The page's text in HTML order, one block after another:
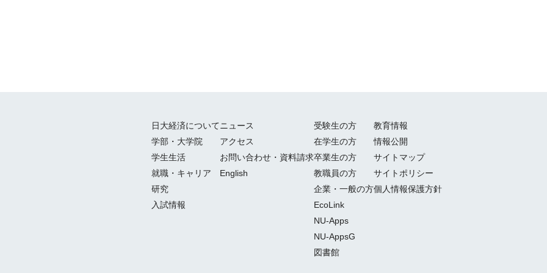
日大経済について
学部・大学院
学生生活
就職・キャリア
研究
入試情報
ニュース
アクセス
お問い合わせ・資料請求
English
受験生の方
在学生の方
卒業生の方
教職員の方
企業・一般の方
EcoLink
NU-Apps
NU-AppsG
図書館
教育情報
情報公開
サイトマップ
サイトポリシー
個人情報保護方針